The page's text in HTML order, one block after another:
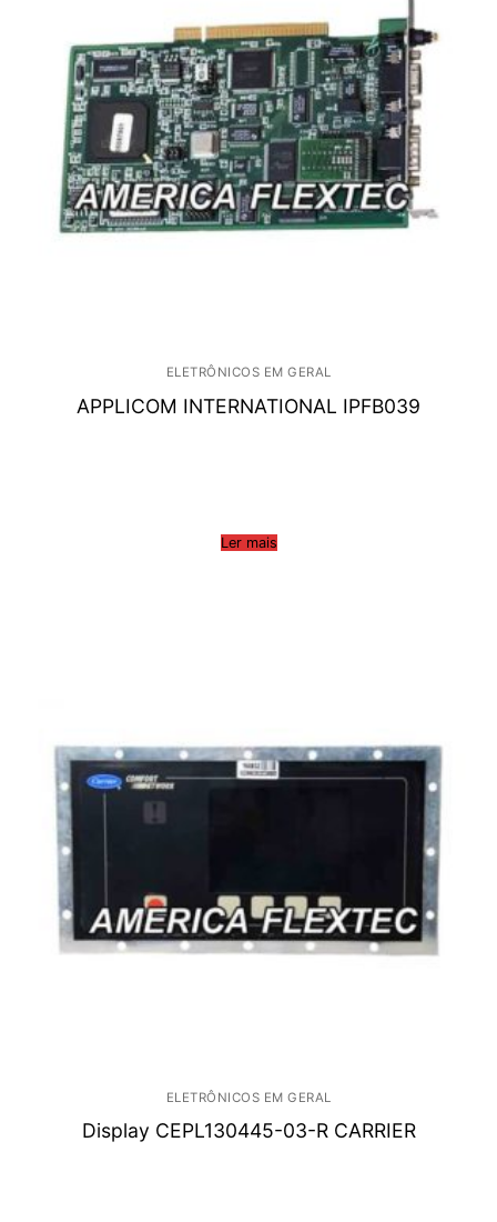
ELETRÔNICOS EM GERAL
APPLICOM INTERNATIONAL IPFB039
Ler mais
ELETRÔNICOS EM GERAL
Display CEPL130445-03-R CARRIER